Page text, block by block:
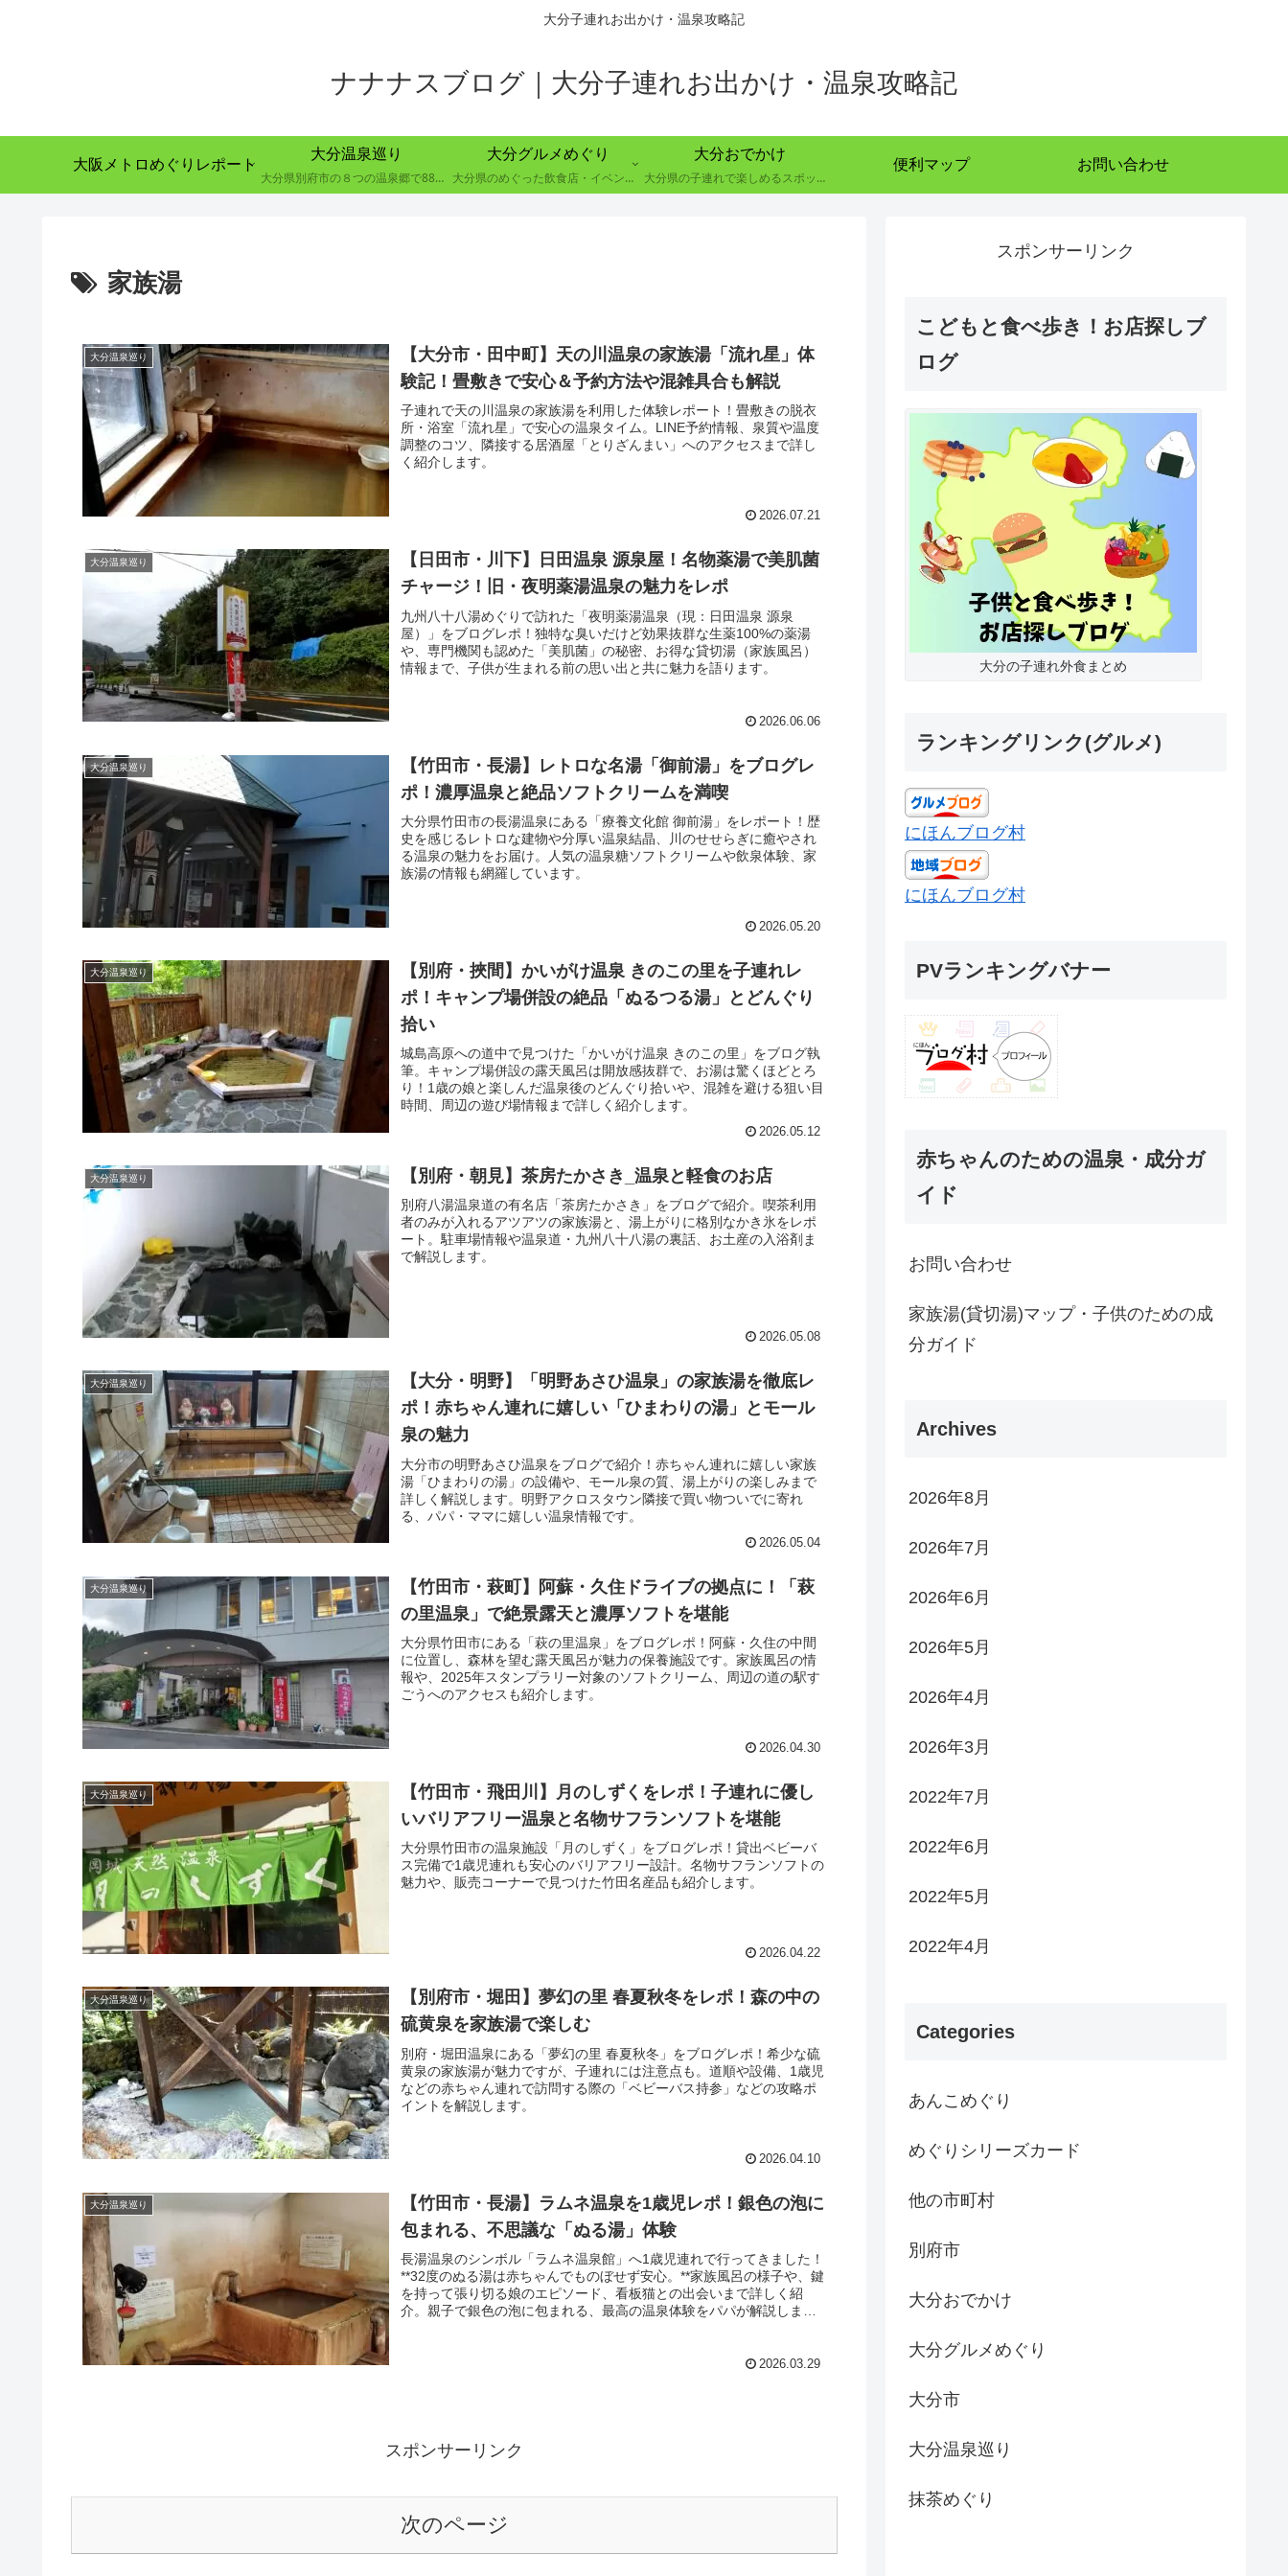
大分子連れお出かけ・温泉攻略記
ナナナスブログ｜大分子連れお出かけ・温泉攻略記
大阪メトロめぐりレポート
大分温泉巡り
大分県別府市の８つの温泉郷で88の温泉を巡る取り組み
大分グルメめぐり
大分県のめぐった飲食店・イベントのレポート
大分おでかけ
大分県の子連れで楽しめるスポットの紹介
便利マップ お問い合わせ
家族湯
大分温泉巡り
【大分市・田中町】天の川温泉の家族湯「流れ星」体
験記！畳敷きで安心＆予約方法や混雑具合も解説
子連れで天の川温泉の家族湯を利用した体験レポート！畳敷きの脱衣
所・浴室「流れ星」で安心の温泉タイム。LINE予約情報、泉質や温度
調整のコツ、隣接する居酒屋「とりざんまい」へのアクセスまで詳し
く紹介します。
2026.07.21
大分温泉巡り
【日田市・川下】日田温泉 源泉屋！名物薬湯で美肌菌
チャージ！旧・夜明薬湯温泉の魅力をレポ
九州八十八湯めぐりで訪れた「夜明薬湯温泉（現：日田温泉 源泉
屋）」をブログレポ！独特な臭いだけど効果抜群な生薬100%の薬湯
や、専門機関も認めた「美肌菌」の秘密、お得な貸切湯（家族風呂）
情報まで、子供が生まれる前の思い出と共に魅力を語ります。
2026.06.06
大分温泉巡り
【竹田市・長湯】レトロな名湯「御前湯」をブログレ
ポ！濃厚温泉と絶品ソフトクリームを満喫
大分県竹田市の長湯温泉にある「療養文化館 御前湯」をレポート！歴
史を感じるレトロな建物や分厚い温泉結晶、川のせせらぎに癒やされ
る温泉の魅力をお届け。人気の温泉糖ソフトクリームや飲泉体験、家
族湯の情報も網羅しています。
2026.05.20
大分温泉巡り
【別府・挾間】かいがけ温泉 きのこの里を子連れレ
ポ！キャンプ場併設の絶品「ぬるつる湯」とどんぐり
拾い
城島高原への道中で見つけた「かいがけ温泉 きのこの里」をブログ執
筆。キャンプ場併設の露天風呂は開放感抜群で、お湯は驚くほどとろ
り！1歳の娘と楽しんだ温泉後のどんぐり拾いや、混雑を避ける狙い目
時間、周辺の遊び場情報まで詳しく紹介します。
2026.05.12
大分温泉巡り 【別府・朝見】茶房たかさき_温泉と軽食のお店
別府八湯温泉道の有名店「茶房たかさき」をブログで紹介。喫茶利用
者のみが入れるアツアツの家族湯と、湯上がりに格別なかき氷をレポ
ート。駐車場情報や温泉道・九州八十八湯の裏話、お土産の入浴剤ま
で解説します。
2026.05.08
大分温泉巡り
【大分・明野】「明野あさひ温泉」の家族湯を徹底レ
ポ！赤ちゃん連れに嬉しい「ひまわりの湯」とモール
泉の魅力
大分市の明野あさひ温泉をブログで紹介！赤ちゃん連れに嬉しい家族
湯「ひまわりの湯」の設備や、モール泉の質、湯上がりの楽しみまで
詳しく解説します。明野アクロスタウン隣接で買い物ついでに寄れ
る、パパ・ママに嬉しい温泉情報です。
2026.05.04
大分温泉巡り
【竹田市・萩町】阿蘇・久住ドライブの拠点に！「萩
の里温泉」で絶景露天と濃厚ソフトを堪能
大分県竹田市にある「萩の里温泉」をブログレポ！阿蘇・久住の中間
に位置し、森林を望む露天風呂が魅力の保養施設です。家族風呂の情
報や、2025年スタンプラリー対象のソフトクリーム、周辺の道の駅す
ごうへのアクセスも紹介します。
2026.04.30
大分温泉巡り
【竹田市・飛田川】月のしずくをレポ！子連れに優し
いバリアフリー温泉と名物サフランソフトを堪能
大分県竹田市の温泉施設「月のしずく」をブログレポ！貸出ベビーバ
ス完備で1歳児連れも安心のバリアフリー設計。名物サフランソフトの
魅力や、販売コーナーで見つけた竹田名産品も紹介します。
2026.04.22
大分温泉巡り
【別府市・堀田】夢幻の里 春夏秋冬をレポ！森の中の
硫黄泉を家族湯で楽しむ
別府・堀田温泉にある「夢幻の里 春夏秋冬」をブログレポ！希少な硫
黄泉の家族湯が魅力ですが、子連れには注意点も。道順や設備、1歳児
などの赤ちゃん連れで訪問する際の「ベビーバス持参」などの攻略ポ
イントを解説します。
2026.04.10
大分温泉巡り
【竹田市・長湯】ラムネ温泉を1歳児レポ！銀色の泡に
包まれる、不思議な「ぬる湯」体験
長湯温泉のシンボル「ラムネ温泉館」へ1歳児連れで行ってきました！
**32度のぬる湯は赤ちゃんでものぼせず安心。**家族風呂の様子や、鍵
を持って張り切る娘のエピソード、看板猫との出会いまで詳しく紹
介。親子で銀色の泡に包まれる、最高の温泉体験をパパが解説しま
2026.03.29
スポンサーリンク
次のページ
スポンサーリンク
こどもと食べ歩き！お店探しブ
ログ
大分の子連れ外食まとめ
ランキングリンク(グルメ)
にほんブログ村
にほんブログ村
PVランキングバナー
赤ちゃんのための温泉・成分ガ
イド
お問い合わせ
家族湯(貸切湯)マップ・子供のための成
分ガイド
Archives
2026年8月
2026年7月
2026年6月
2026年5月
2026年4月
2026年3月
2022年7月
2022年6月
2022年5月
2022年4月
Categories
あんこめぐり
めぐりシリーズカード
他の市町村
別府市
大分おでかけ
大分グルメめぐり
大分市
大分温泉巡り
抹茶めぐり